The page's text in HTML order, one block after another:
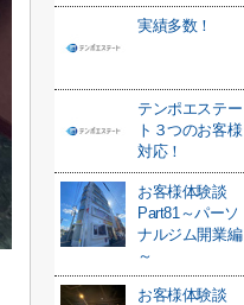
実績多数！
テンポエステー
ト３つのお客様
対応！
お客様体験談
Part81～パーソ
ナルジム開業編
～
お客様体験談